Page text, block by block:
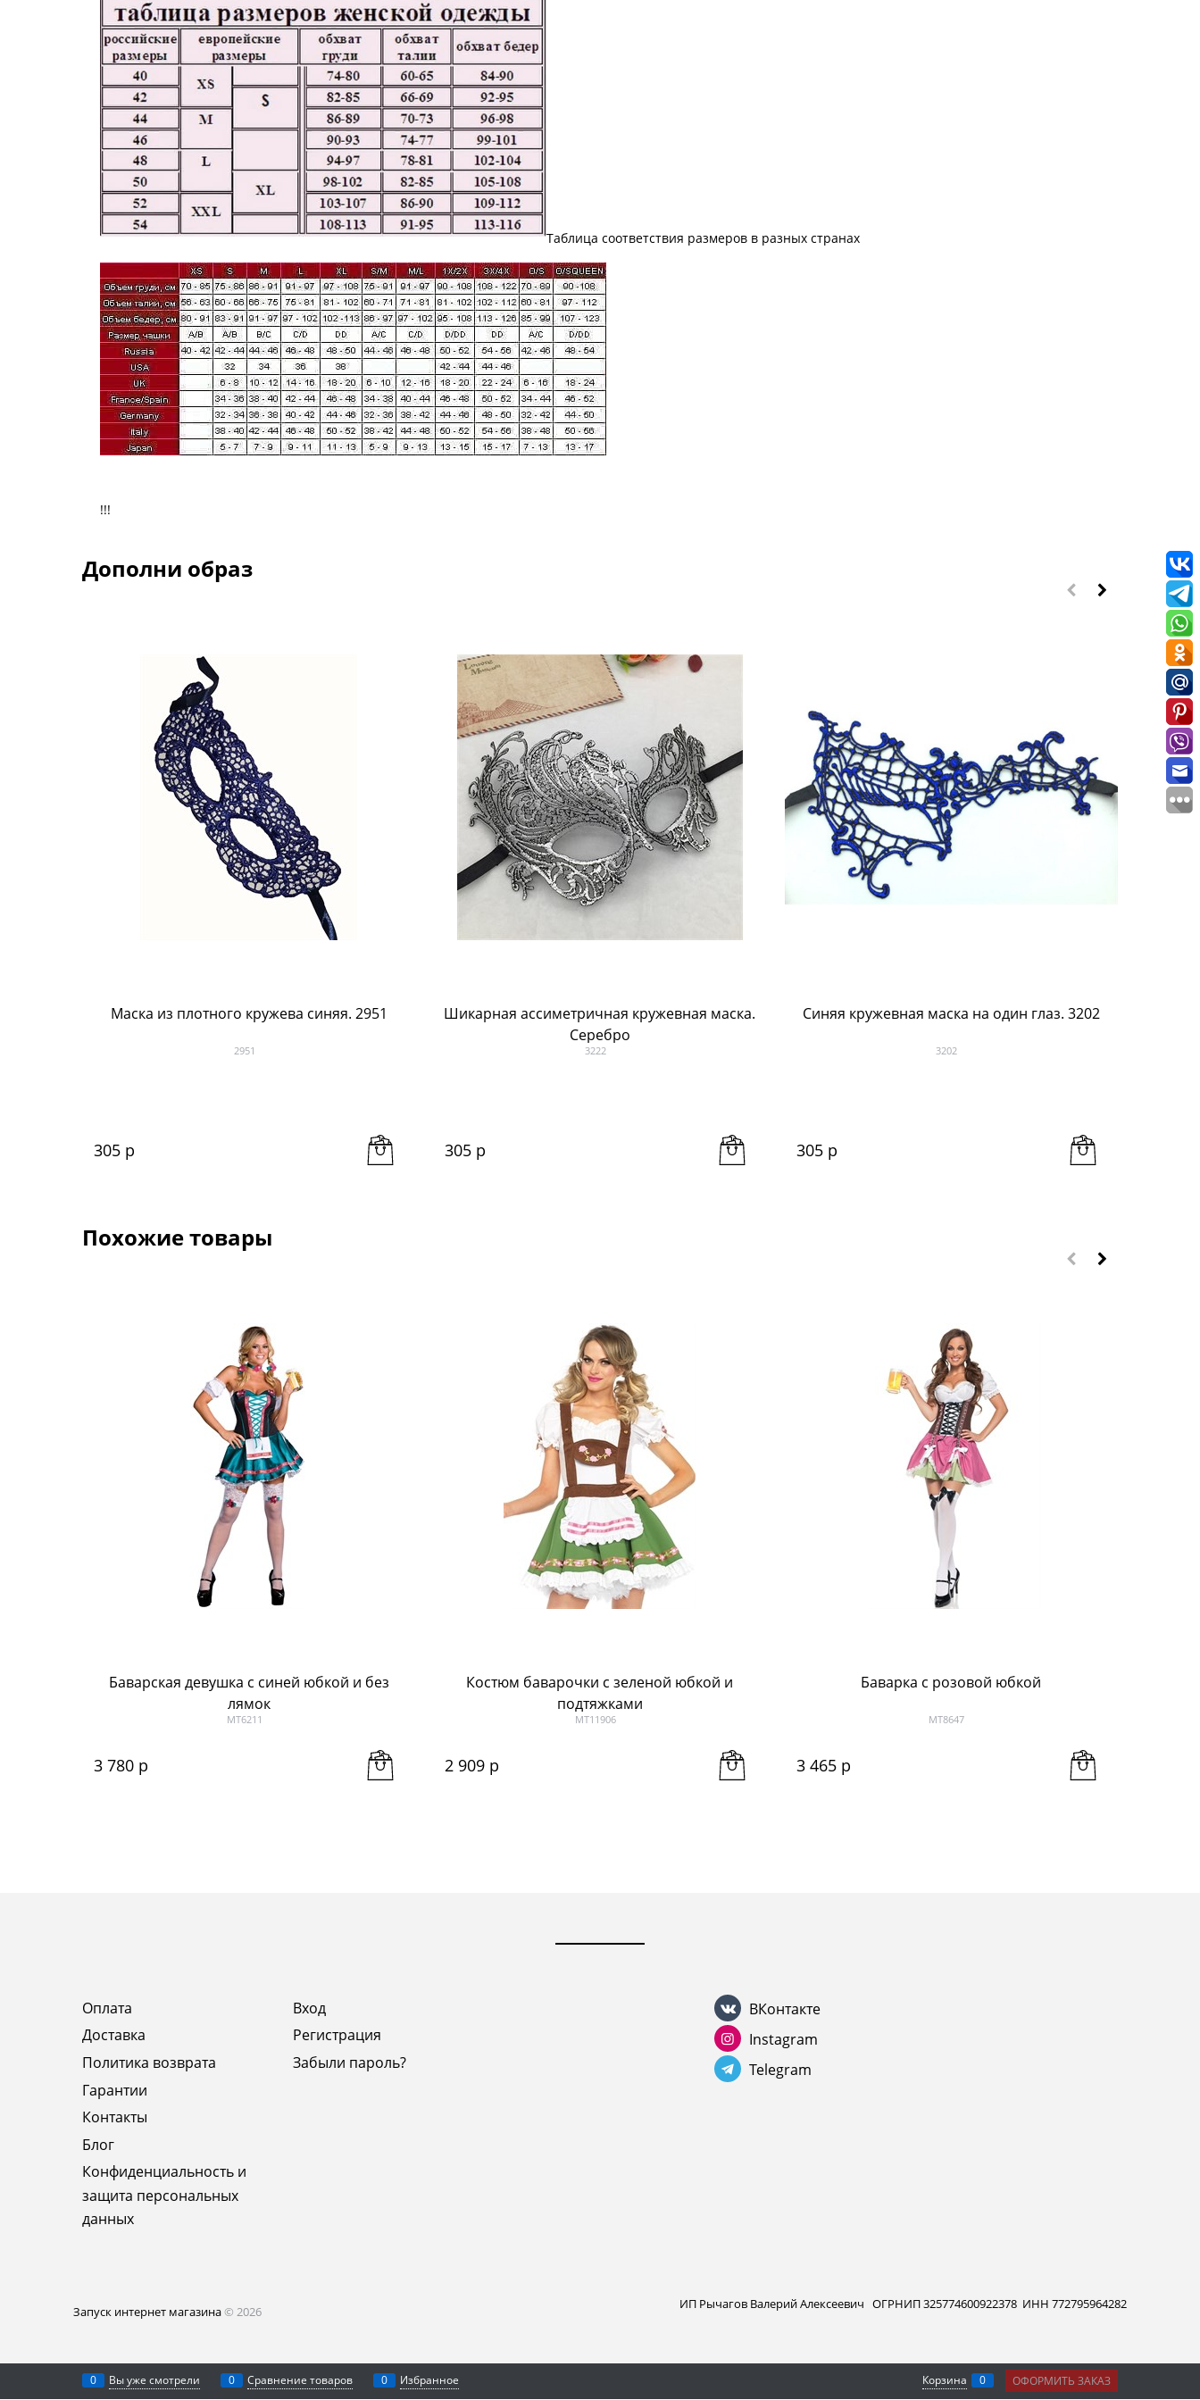
Таблица соответствия размеров в разных странах
!!!
Дополни образ
Маска из плотного кружева синяя. 2951
2951
305 р
Шикарная ассиметричная кружевная маска.
Серебро
3222
305 р
Синяя кружевная маска на один глаз. 3202
3202
305 р
Похожие товары
Баварская девушка с синей юбкой и без
лямок
МТ6211
3 780 р
Костюм баварочки с зеленой юбкой и
подтяжками
МТ11906
2 909 р
Баварка с розовой юбкой
МТ8647
3 465 р
Оплата
Доставка
Политика возврата
Гарантии
Контакты
Блог
Конфиденциальность и
защита персональных
данных
Вход
Регистрация
Забыли пароль?
ВКонтакте
Instagram
Telegram
Запуск интернет магазина© 2026 ИП Рычагов Валерий Алексеевич ОГРНИП 325774600922378 ИНН 772795964282
0 Вы уже смотрели 0 Сравнение товаров 0 Избранное Корзина 0 ОФОРМИТЬ ЗАКАЗ